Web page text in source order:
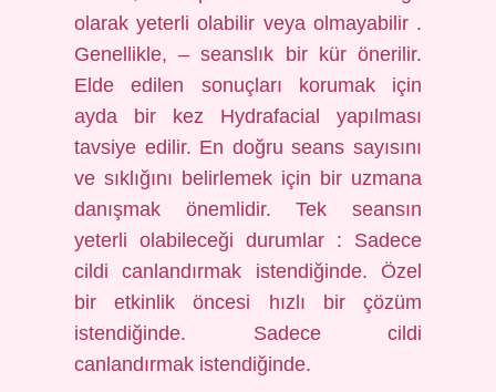
olarak yeterli olabilir veya olmayabilir .
Genellikle, – seanslık bir kür önerilir.
Elde edilen sonuçları korumak için
ayda bir kez Hydrafacial yapılması
tavsiye edilir. En doğru seans sayısını
ve sıklığını belirlemek için bir uzmana
danışmak önemlidir. Tek seansın
yeterli olabileceği durumlar : Sadece
cildi canlandırmak istendiğinde. Özel
bir etkinlik öncesi hızlı bir çözüm
istendiğinde. Sadece cildi
canlandırmak istendiğinde.